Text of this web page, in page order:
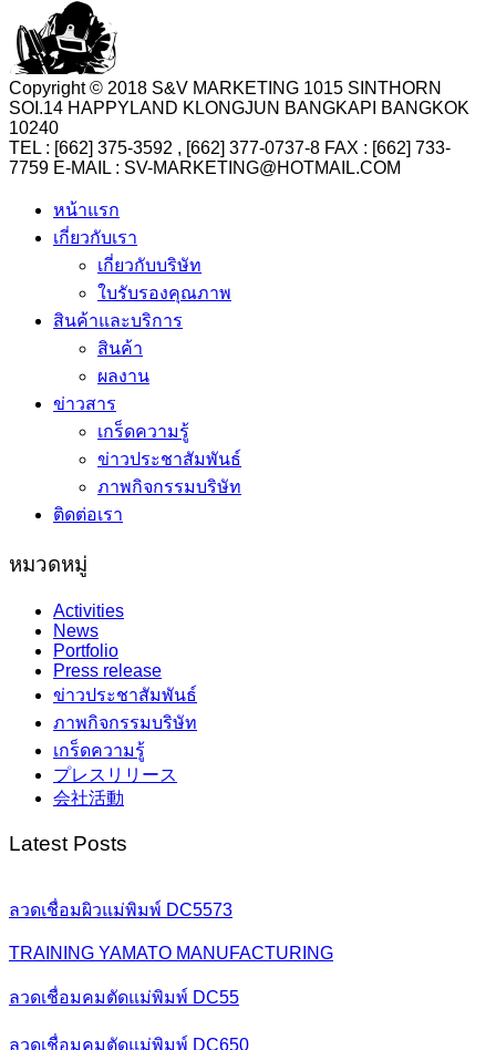
Copyright © 2018 S&V MARKETING 1015 SINTHORN
SOI.14 HAPPYLAND KLONGJUN BANGKAPI BANGKOK
10240
TEL : [662] 375-3592 , [662] 377-0737-8 FAX : [662] 733-
7759 E-MAIL : SV-MARKETING@HOTMAIL.COM
หน้าแรก
เกี่ยวกับเรา
เกี่ยวกับบริษัท
ใบรับรองคุณภาพ
สินค้าและบริการ
สินค้า
ผลงาน
ข่าวสาร
เกร็ดความรู้
ข่าวประชาสัมพันธ์
ภาพกิจกรรมบริษัท
ติดต่อเรา
หมวดหมู่
Activities
News
Portfolio
Press release
ข่าวประชาสัมพันธ์
ภาพกิจกรรมบริษัท
เกร็ดความรู้
プレスリリース
会社活動
Latest Posts
ลวดเชื่อมผิวแม่พิมพ์ DC5573
TRAINING YAMATO MANUFACTURING
ลวดเชื่อมคมตัดแม่พิมพ์ DC55
ลวดเชื่อมคมตัดแม่พิมพ์ DC650